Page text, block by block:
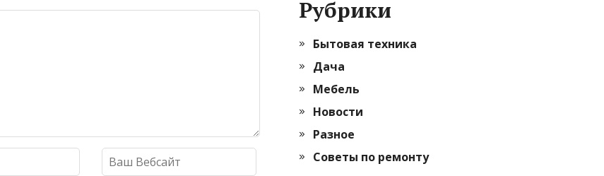
Рубрики
Бытовая техника
Дача
Мебель
Новости
Разное
Советы по ремонту